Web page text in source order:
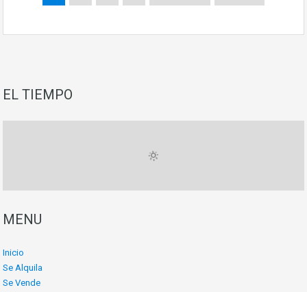
EL TIEMPO
MENU
Inicio
Se Alquila
Se Vende